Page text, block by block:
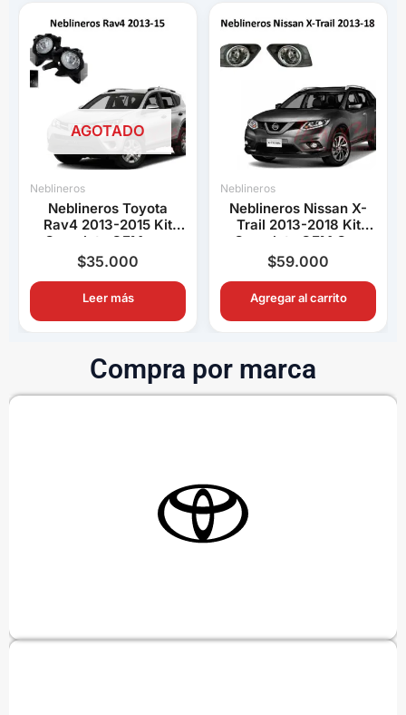
AGOTADO
Neblineros
Neblineros Toyota
Rav4 2013-2015 Kit
Completo OEM con
Ampolletas H11
$35.000
Leer más
Neblineros
Neblineros Nissan X-
Trail 2013-2018 Kit
Completo OEM Con
Switch y Relay
$59.000
Agregar al carrito
Compra por marca